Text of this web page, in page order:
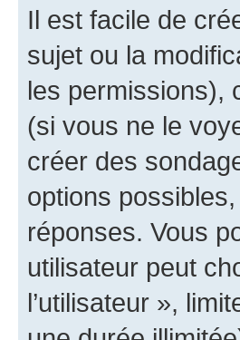
Il est facile de
sujet ou la
les permissions),
(si vous ne le
créer des
options
réponses. Vous
utilisateur peut
l’utilisateur »,